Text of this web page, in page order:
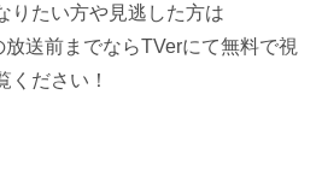
りたい方や見逃した方は
送前までならTVerにて無料で視
ください！